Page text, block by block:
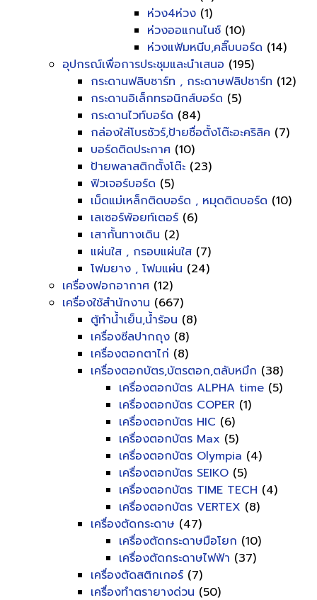
ห่วง4ห่วง (1)
ห่วงออแกนไนซ์ (10)
ห่วงแฟ้มหนีบ,คลิ๊บบอร์ด (14)
อุปกรณ์เพื่อการประชุมและนำเสนอ (195)
กระดานฟลิบชาร์ท , กระดาษฟลิปชาร์ท (12)
กระดานอิเล็กทรอนิกส์บอร์ด (5)
กระดานไวท์บอร์ด (84)
กล่องใส่โบรชัวร์,ป้ายชื่อตั้งโต๊ะอะคริลิค (7)
บอร์ดติดประกาศ (10)
ป้ายพลาสติกตั้งโต๊ะ (23)
ฟิวเจอร์บอร์ด (5)
เม็ดแม่เหล็กติดบอร์ด , หมุดติดบอร์ด (10)
เลเซอร์พ้อยท์เตอร์ (6)
เสากั้นทางเดิน (2)
แผ่นใส , กรอบแผ่นใส (7)
โฟมยาง , โฟมแผ่น (24)
เครื่องฟอกอากาศ (12)
เครื่องใช้สำนักงาน (667)
ตู้ทำน้ำเย็น,น้ำร้อน (8)
เครื่องซีลปากถุง (8)
เครื่องตอกตาไก่ (8)
เครื่องตอกบัตร,บัตรตอก,ตลับหมึก (38)
เครื่องตอกบัตร ALPHA time (5)
เครื่องตอกบัตร COPER (1)
เครื่องตอกบัตร HIC (6)
เครื่องตอกบัตร Max (5)
เครื่องตอกบัตร Olympia (4)
เครื่องตอกบัตร SEIKO (5)
เครื่องตอกบัตร TIME TECH (4)
เครื่องตอกบัตร VERTEX (8)
เครื่องตัดกระดาษ (47)
เครื่องตัดกระดาษมือโยก (10)
เครื่องตัดกระดาษไฟฟ้า (37)
เครื่องตัดสติกเกอร์ (7)
เครื่องทำตรายางด่วน (50)